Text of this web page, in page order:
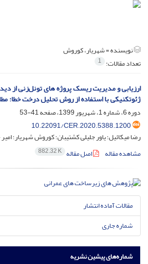
نویسنده =شهریار، کوروش
تعداد مقالات: 1
ارزیابی و مدیریت ریسک پروژه ‏های تونل‌زنی از
ژئوتکنیکی با استفاده از روش تحلیل درخت خطا:
دوره 6، شماره 1، شهریور 1399، صفحه
41-53
10.22091/CER.2020.5388.1200
رضا میکائیل؛ یاور جلیلی کشتیبان؛ کوروش شهریار؛
مشاهده مقاله
اصل مقاله 882.32 K
مقالات آماده انتشار
شماره جاری
شماره‌های پیشین نشریه